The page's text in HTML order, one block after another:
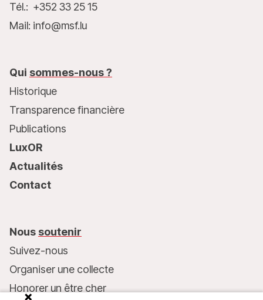
Tél.: +352 33 25 15
Mail: info@msf.lu
Qui sommes-nous ?
Historique
Transparence financière
Publications
LuxOR
Actualités
Contact
Nous soutenir
Suivez-nous
Organiser une collecte
Honorer un être cher